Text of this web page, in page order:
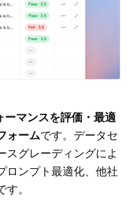
マンスを評価・最適
ォームです。データセ
スグレーディングによ
ロンプト最適化、他社
。